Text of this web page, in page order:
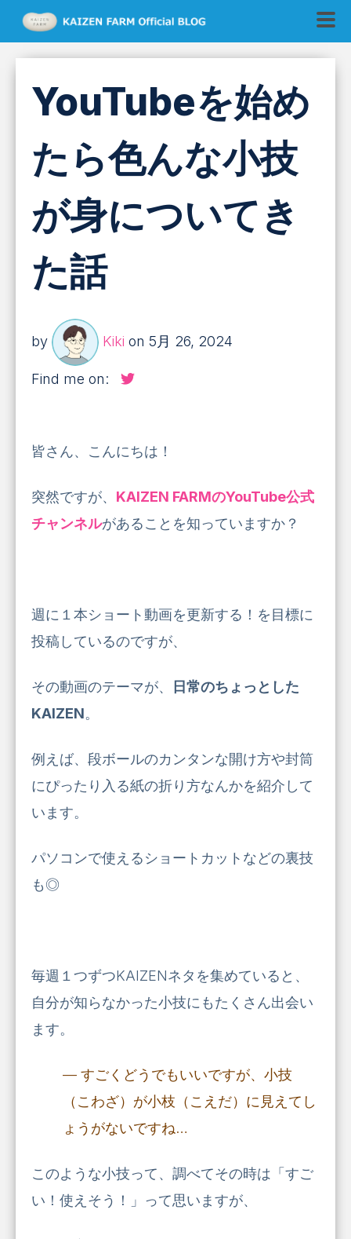
YouTubeを始め
たら色んな小技
が身についてき
た話
by Kiki on 5月 26, 2024
Find me on:
皆さん、こんにちは！
突然ですが、 KAIZEN FARMのYouTube公式
チャンネルがあることを知っていますか？
週に１本ショート動画を更新する！を目標に
投稿しているのですが、
その動画のテーマが、
日常のちょっとした
KAIZEN。
例えば、段ボールのカンタンな開け方や封筒
にぴったり入る紙の折り方なんかを紹介して
います。
パソコンで使えるショートカットなどの裏技
も◎
毎週１つずつKAIZENネタを集めていると、
自分が知らなかった小技にもたくさん出会い
ます。
― すごくどうでもいいですが、小技
（こわざ）が小枝（こえだ）に見えてし
ょうがないですね…
このような小技って、調べてその時は「すご
い！使えそう！」って思いますが、